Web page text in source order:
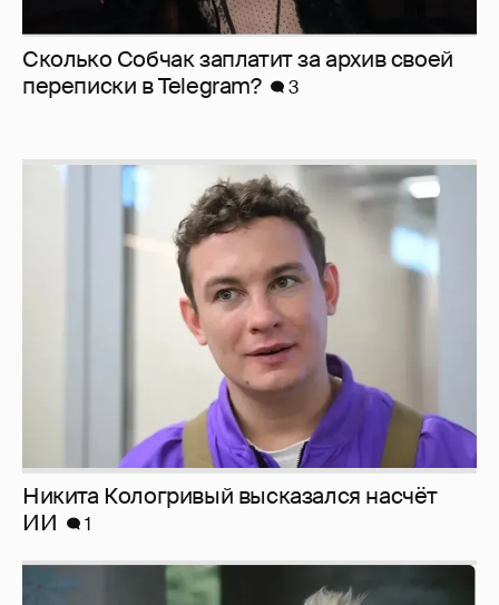
Сколько Собчак заплатит за архив своей
перeписки в Telegram?
3
Никита Кологривый высказался насчёт
ИИ
1